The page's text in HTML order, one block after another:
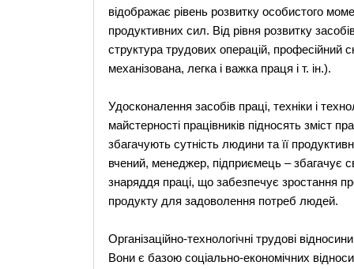
відображає рівень розвитку особистого
продуктивних сил. Від рівня розвитку
структура трудових операцій, професійний
механізована, легка і важка праця і т. ін.).
Удосконалення засобів праці, техніки і
майстерності працівників підносять зміст
збагачують сутність людини та її
вчений, менеджер, підприємець – збагачує
знаряддя праці, що забезпечує зростання
продукту для задоволення потреб людей.
Організаційно-технологічні трудові
Вони є базою соціально-економічних